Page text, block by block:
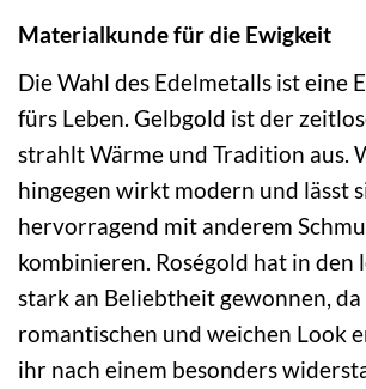
Materialkunde für die Ewigkeit
Die Wahl des Edelmetalls ist eine
fürs Leben. Gelbgold ist der
strahlt Wärme und Tradition aus.
hingegen wirkt modern und lässt
hervorragend mit anderem
kombinieren. Roségold hat in den
stark an Beliebtheit gewonnen, da
romantischen und weichen Look
ihr nach einem besonders